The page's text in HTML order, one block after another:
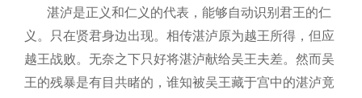
湛泸是正义和仁义的代表，能够自动识别君王的仁
义。只在贤君身边出现。相传湛泸原为越王所得，但应
越王战败。无奈之下只好将湛泸献给吴王夫差。然而吴
王的残暴是有目共睹的，谁知被吴王藏于宫中的湛泸竟